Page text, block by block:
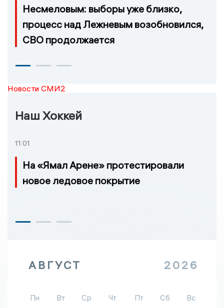
Несмеловым: выборы уже близко,
процесс над Лежневым возобновился,
СВО продолжается
Новости СМИ2
Наш Хоккей
11:01
На «Ямал Арене» протестировали
новое ледовое покрытие
АВГУСТ 2026
Пн Вт Ср Чт Пт Сб
Вс